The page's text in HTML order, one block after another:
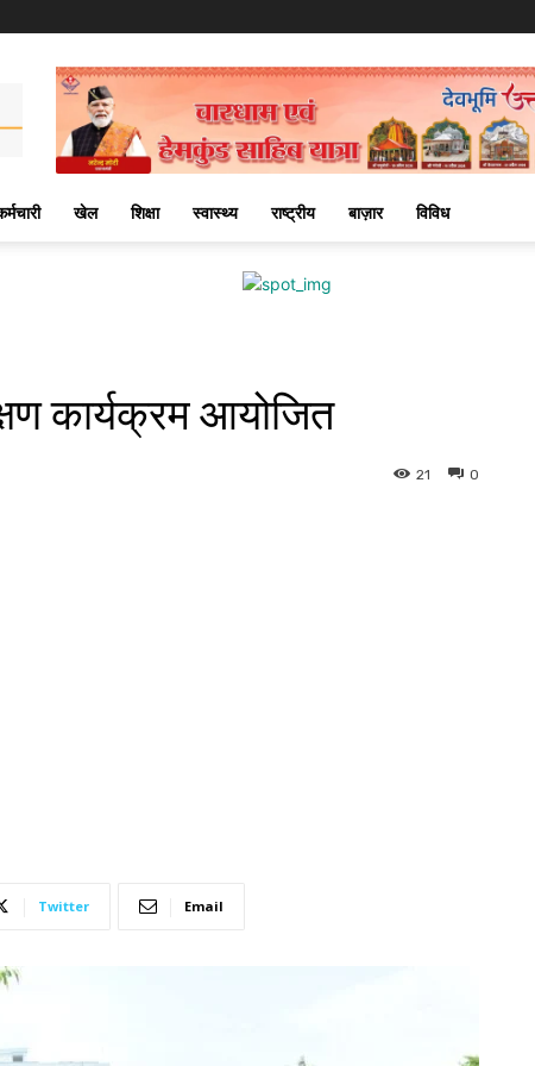
खेल शिक्षा स्वास्थ्य राष्ट्रीय बाज़ार विविध
कार्यक्रम आयोजित
0
21
Twitter Email